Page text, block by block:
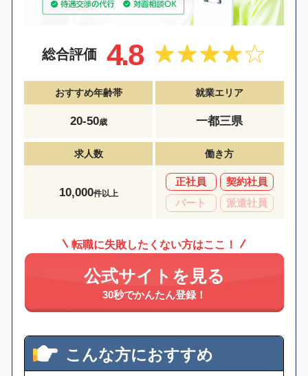
総合評価 4.8
おすすめ年齢帯
20-50歳
就業エリア
一都三県
求人数
10,000件以上
働き方
正社員
契約社員
パート
派遣社員
転職に失敗したくない方はここ！
公式サイトを見る
30秒でかんたん登録！
こんな方におすすめ